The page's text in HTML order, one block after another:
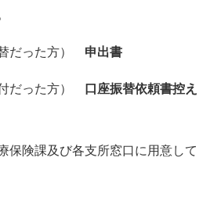
だった方） 申出書
だった方）
口座振替依頼書控え
保険課及び各支所窓口に用意して